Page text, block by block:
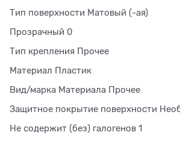
Тип поверхности Матовый (-ая)
Прозрачный 0
Тип крепления Прочее
Материал Пластик
Вид/марка Материала Прочее
Защитное покрытие поверхности
Не содержит (без) галогенов 1